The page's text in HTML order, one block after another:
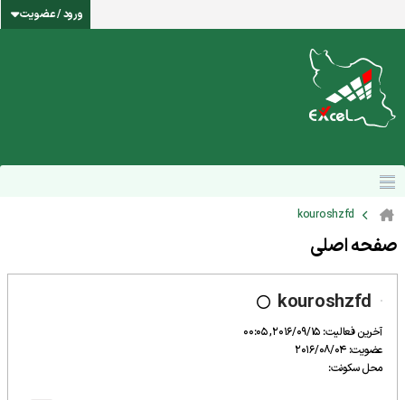
ورود / عضویت
kouroshzfd
صفحه اصلی
kouroshzfd
آخرین فعالیت: 2016/09/15, 00:05
عضویت: 2016/08/04
محل سکونت: